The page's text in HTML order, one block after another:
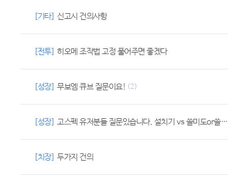
[기타] 신고시 건의사항
[전투] 히오메 조작법 고정 풀어주면 좋겠다
[성장] 무보엠 큐브 질문이요! (2)
[성장] 고스펙 유저분들 질문있습니다. 설치기 vs 쓸미도or쓸하바
[치장] 두가지 건의